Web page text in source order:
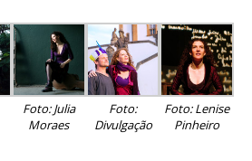
Foto: Julia
Moraes
Foto:
Divulgação
Foto: Lenise
Pinheiro